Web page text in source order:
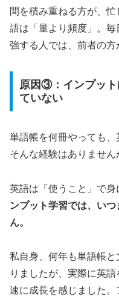
間を積み重ねる方が、
語は「量より頻度」。
強する人では、前者の方
原因③：インプット
ていない
単語帳を何冊やっても
そんな経験はありません
英語は「使うこと」で身
ンプット学習では、い
ん。
私自身、何年も単語帳
りましたが、実際に英
速に成長を感じました